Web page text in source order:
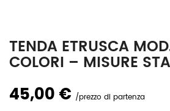
TENDA ETRUSCA
COLORI – MISURE
45,00 € prezzo di partenza